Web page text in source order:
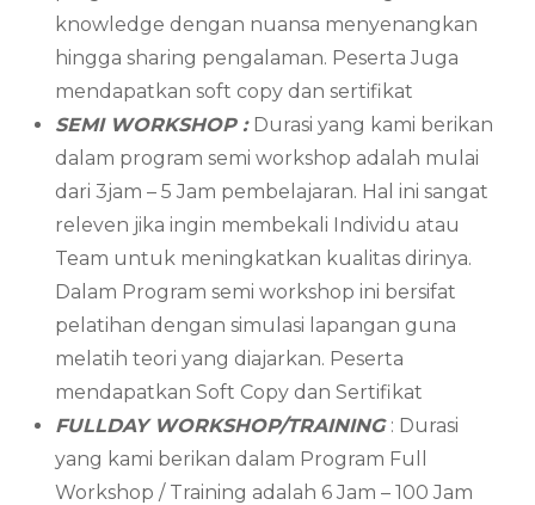
knowledge dengan nuansa menyenangkan
hingga sharing pengalaman. Peserta Juga
mendapatkan soft copy dan sertifikat
SEMI WORKSHOP : Durasi yang kami berikan
dalam program semi workshop adalah mulai
dari 3jam – 5 Jam pembelajaran. Hal ini sangat
releven jika ingin membekali Individu atau
Team untuk meningkatkan kualitas dirinya.
Dalam Program semi workshop ini bersifat
pelatihan dengan simulasi lapangan guna
melatih teori yang diajarkan. Peserta
mendapatkan Soft Copy dan Sertifikat
FULLDAY WORKSHOP/TRAINING : Durasi
yang kami berikan dalam Program Full
Workshop / Training adalah 6 Jam – 100 Jam